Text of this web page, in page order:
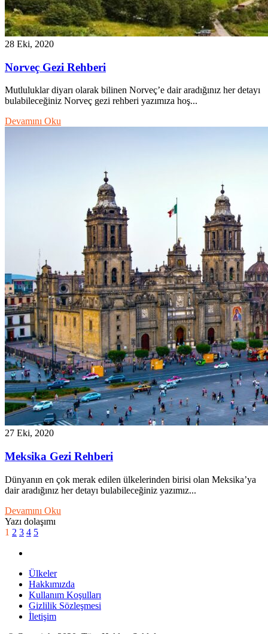
28 Eki, 2020
Norveç Gezi Rehberi
Mutluluklar diyarı olarak bilinen Norveç’e dair aradığınız her detayı
bulabileceğiniz Norveç gezi rehberi yazımıza hoş...
Devamını Oku
27 Eki, 2020
Meksika Gezi Rehberi
Dünyanın en çok merak edilen ülkelerinden birisi olan Meksika’ya
dair aradığınız her detayı bulabileceğiniz yazımız...
Devamını Oku
Yazı dolaşımı
1 2 3 4 5
Ülkeler
Hakkımızda
Kullanım Koşulları
Gizlilik Sözleşmesi
İletişim